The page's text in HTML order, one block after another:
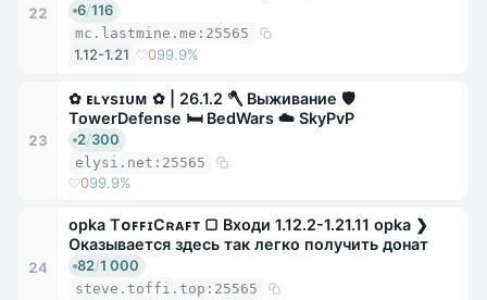
22 6/116
mc.lastmine.me:25565
1.12-1.21 099.9%
23
✿ ᴇʟʏsɪᴜᴍ ✿ | 26.1.2 🪓 Выживание 🛡
TowerDefense 🛏 BedWars ☁ SkyPvP
2/300
elysi.net:25565
099.9%
24
opka TᴏꜰꜰɪCʀᴀꜰᴛ ▢ Входи 1.12.2-1.21.11 opka ❯
Оказывается здесь так легко получить донат
82/1 000
steve.toffi.top:25565